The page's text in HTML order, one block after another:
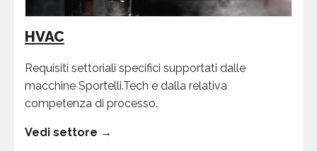
HVAC
Requisiti settoriali specifici supportati dalle
macchine Sportelli.Tech e dalla relativa
competenza di processo.
Vedi settore →